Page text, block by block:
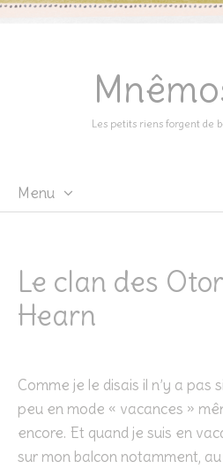
Les petits riens forgent de
Menu
Le clan des
Hearn
Comme je le disais il n’y a pas
peu en mode « vacances »
encore. Et quand je suis en
sur mon balcon notamment, au